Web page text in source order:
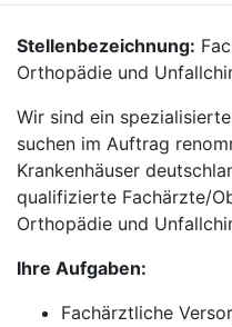
Stellenbezeichnung:
Orthopädie und
Wir sind ein
suchen im Auftrag
Krankenhäuser
qualifizierte Fachärzte/
Orthopädie und
Ihre Aufgaben:
Fachärztliche